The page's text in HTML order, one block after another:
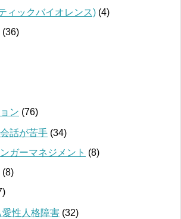
ィックバイオレンス) (4)
(36)
ン (76)
話が苦手 (34)
ガーマネジメント (8)
(8)
愛性人格障害 (32)